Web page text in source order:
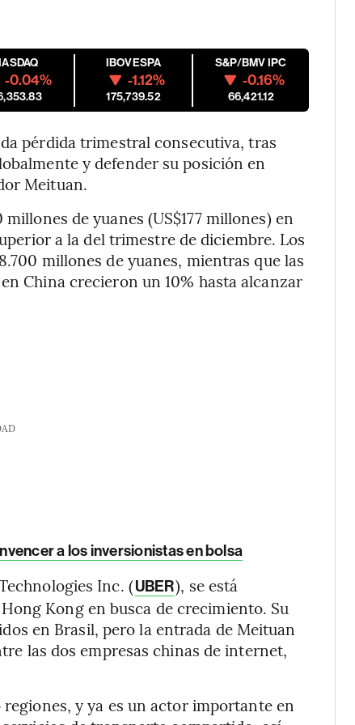
-0.04%
IBOVESPA
-1.12%
175,739.52
S&P/BMV IPC
-0.16%
66,421.12
pérdida trimestral consecutiva, tras
y defender su posición en
Meituan.
de yuanes (US$177 millones) en
a la del trimestre de diciembre. Los
millones de yuanes, mientras que las
China crecieron un 10% hasta alcanzar
a los inversionistas en bolsa
Inc. (UBER), se está
Kong en busca de crecimiento. Su
en Brasil, pero la entrada de Meituan
las dos empresas chinas de internet,
y ya es un actor importante en